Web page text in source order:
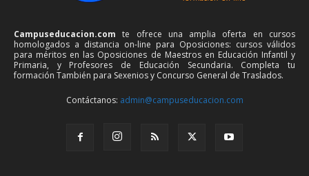
Campuseducacion.com te ofrece una amplia oferta en cursos
homologados a distancia on-line para Oposiciones: cursos válidos
para méritos en las Oposiciones de Maestros en Educación Infantil y
Primaria, y Profesores de Educación Secundaria. Completa tu
formación También para Sexenios y Concurso General de Traslados.
Contáctanos: admin@campuseducacion.com